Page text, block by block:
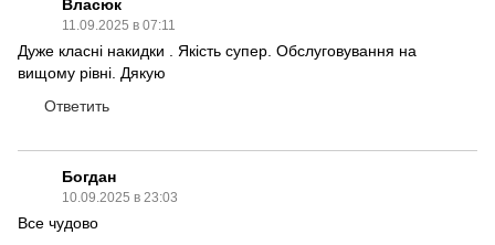
Власюк
11.09.2025 в 07:11
Дуже класні накидки . Якість супер. Обслуговування на
вищому рівні. Дякую
Ответить
Богдан
10.09.2025 в 23:03
Все чудово